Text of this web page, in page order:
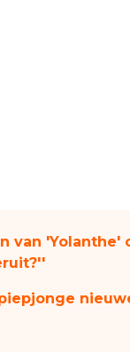
van 'Yolanthe'